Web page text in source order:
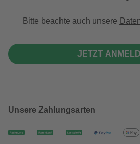
Bitte beachte auch unsere
JETZT
Unsere Zahlungsarten